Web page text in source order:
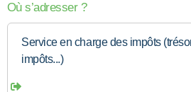
Où s’adresser ?
Service en charge des impôts
impôts...)